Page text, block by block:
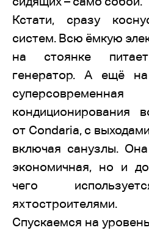
Кстати, сразу
систем. Всю ёмкую
на стоянке
генератор. А ещё
кондиционирования
от Condaria, с
включая санузлы.
экономичная, но и
чего
яхтостроителями.
Спускаемся на